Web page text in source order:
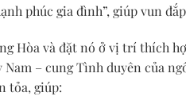
phúc gia đình”, giúp vun
Hòa và đặt nó ở vị trí thích
Nam – cung Tình duyên của
tỏa, giúp: